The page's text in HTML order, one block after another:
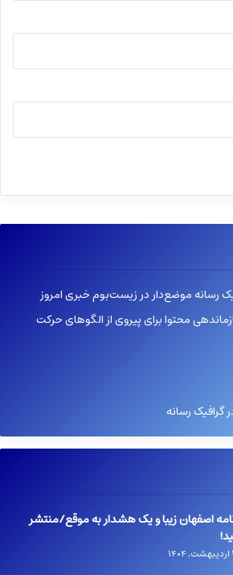
رسانه موضع‌دار در زیست‌بوم خبری امروز
محتوا برای پیروی از الگوهای حرکت
گرافیک رسانه
اصفهان زیبا و یک هشدار به موقع/منتشر